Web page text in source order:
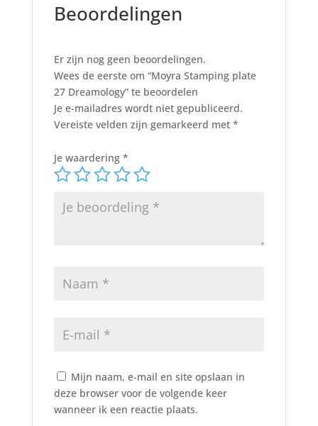
Beoordelingen
Er zijn nog geen beoordelingen.
Wees de eerste om “Moyra Stamping plate
27 Dreamology” te beoordelen
Je e-mailadres wordt niet gepubliceerd.
Vereiste velden zijn gemarkeerd met *
Je waardering *
Mijn naam, e-mail en site opslaan in
deze browser voor de volgende keer
wanneer ik een reactie plaats.